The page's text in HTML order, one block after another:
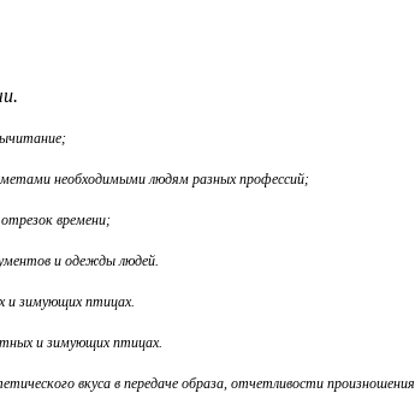
необходимыми людям разных профессий;
времени;
и одежды людей.
и зимующих птицах.
и зимующих птицах.
вкуса в передаче образа, отчетливости произношения.